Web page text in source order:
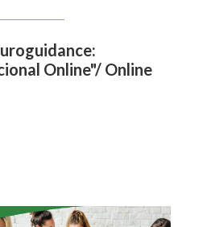
Online"/ Online